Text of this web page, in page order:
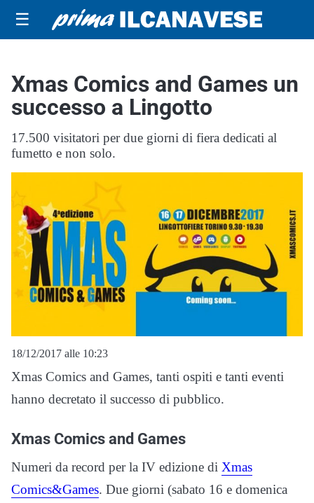
☰
Xmas Comics and Games un
successo a Lingotto
17.500 visitatori per due giorni di fiera dedicati al
fumetto e non solo.
18/12/2017 alle 10:23
Xmas Comics and Games, tanti ospiti e tanti eventi
hanno decretato il successo di pubblico.
Xmas Comics and Games
Numeri da record per la IV edizione di Xmas
Comics&Games. Due giorni (sabato 16 e domenica